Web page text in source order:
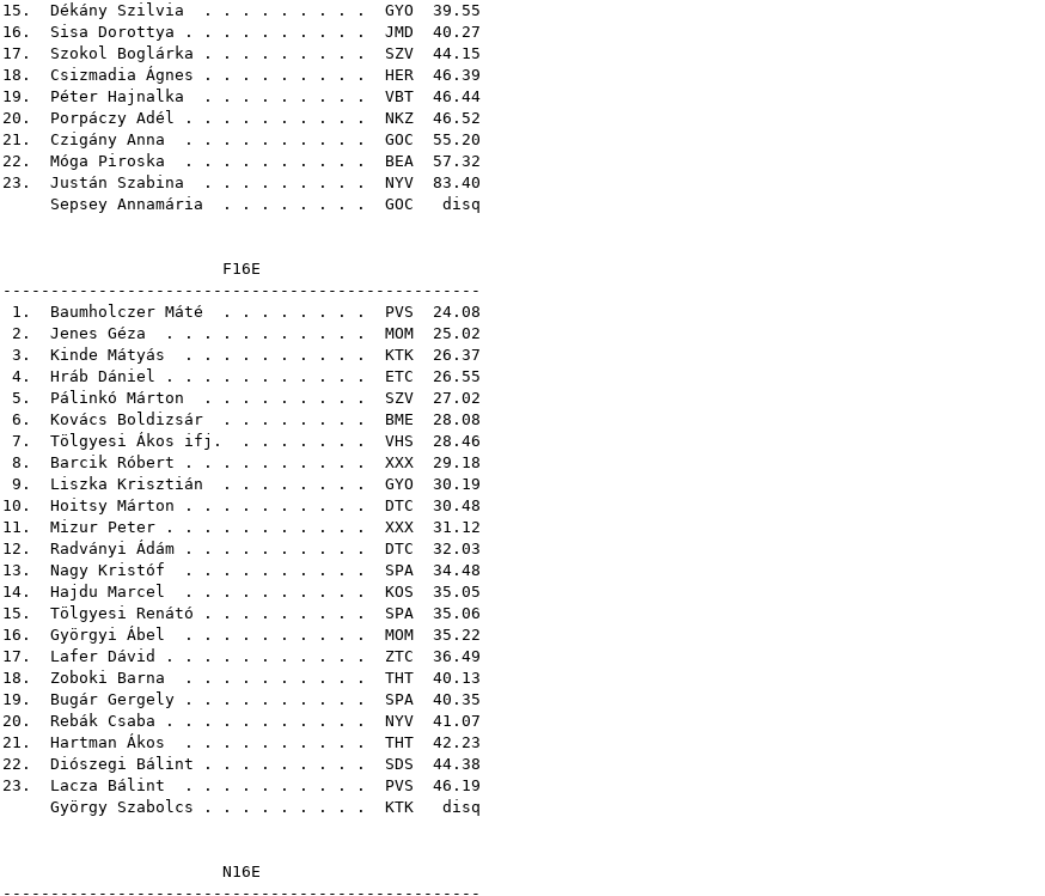
15. Dékány Szilvia . . . . . . . . . GYO 39.55
16. Sisa Dorottya . . . . . . . . . . JMD 40.27
17. Szokol Boglárka . . . . . . . . . SZV 44.15
18. Csizmadia Ágnes . . . . . . . . . HER 46.39
19. Péter Hajnalka . . . . . . . . . VBT 46.44
20. Porpáczy Adél . . . . . . . . . . NKZ 46.52
21. Czigány Anna . . . . . . . . . . GOC 55.20
22. Móga Piroska . . . . . . . . . . BEA 57.32
23. Justán Szabina . . . . . . . . . NYV 83.40
Sepsey Annamária . . . . . . . . GOC disq
F16E
--------------------------------------------------
1. Baumholczer Máté . . . . . . . . PVS 24.08
2. Jenes Géza . . . . . . . . . . . MOM 25.02
3. Kinde Mátyás . . . . . . . . . . KTK 26.37
4. Hráb Dániel . . . . . . . . . . . ETC 26.55
5. Pálinkó Márton . . . . . . . . . SZV 27.02
6. Kovács Boldizsár . . . . . . . . BME 28.08
7. Tölgyesi Ákos ifj. . . . . . . . VHS 28.46
8. Barcik Róbert . . . . . . . . . . XXX 29.18
9. Liszka Krisztián . . . . . . . . GYO 30.19
10. Hoitsy Márton . . . . . . . . . . DTC 30.48
11. Mizur Peter . . . . . . . . . . . XXX 31.12
12. Radványi Ádám . . . . . . . . . . DTC 32.03
13. Nagy Kristóf . . . . . . . . . . SPA 34.48
14. Hajdu Marcel . . . . . . . . . . KOS 35.05
15. Tölgyesi Renátó . . . . . . . . . SPA 35.06
16. Györgyi Ábel . . . . . . . . . . MOM 35.22
17. Lafer Dávid . . . . . . . . . . . ZTC 36.49
18. Zoboki Barna . . . . . . . . . . THT 40.13
19. Bugár Gergely . . . . . . . . . . SPA 40.35
20. Rebák Csaba . . . . . . . . . . . NYV 41.07
21. Hartman Ákos . . . . . . . . . . THT 42.23
22. Diószegi Bálint . . . . . . . . . SDS 44.38
23. Lacza Bálint . . . . . . . . . . PVS 46.19
György Szabolcs . . . . . . . . . KTK disq
N16E